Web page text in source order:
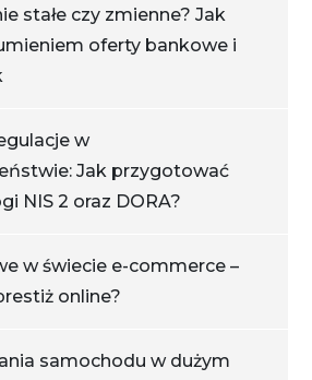
stałe czy zmienne? Jak
oferty bankowe i
w
Jak przygotować
NIS 2 oraz DORA?
w świecie e-commerce –
online?
samochodu w dużym